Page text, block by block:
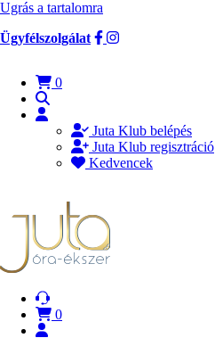
Ugrás a tartalomra
Ügyfélszolgálat
0
Juta Klub belépés
Juta Klub regisztráció
Kedvencek
0